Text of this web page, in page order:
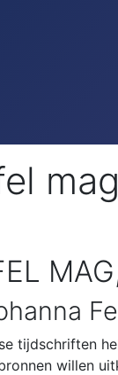
tijdschriften
willen